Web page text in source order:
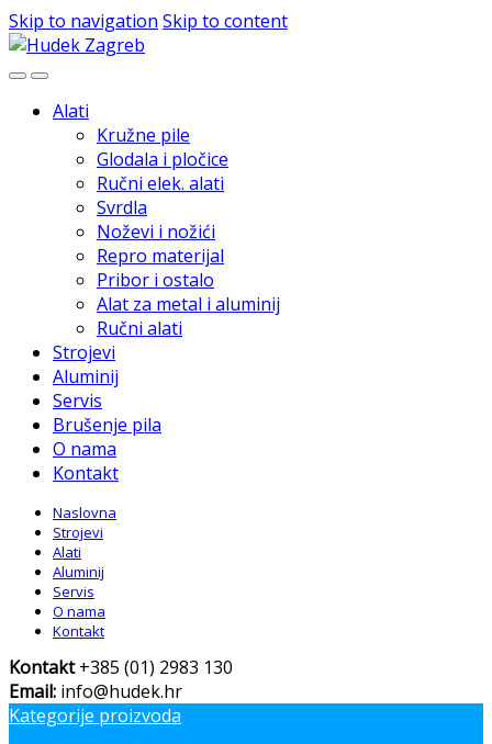
Skip to navigation Skip to content
Alati
Kružne pile
Glodala i pločice
Ručni elek. alati
Svrdla
Noževi i nožići
Repro materijal
Pribor i ostalo
Alat za metal i aluminij
Ručni alati
Strojevi
Aluminij
Servis
Brušenje pila
O nama
Kontakt
Naslovna
Strojevi
Alati
Aluminij
Servis
O nama
Kontakt
Kontakt+385 (01) 2983 130
Email: info@hudek.hr
Kategorije proizvoda